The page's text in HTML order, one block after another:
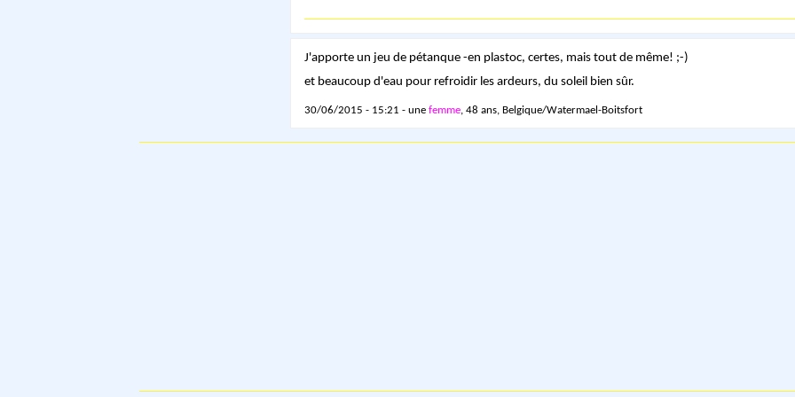
J'apporte un jeu de pétanque -en plastoc, certes, mais tout de même! ;-)
et beaucoup d'eau pour refroidir les ardeurs, du soleil bien sûr.
30/06/2015 - 15:21 - une femme, 48 ans, Belgique/Watermael-Boitsfort